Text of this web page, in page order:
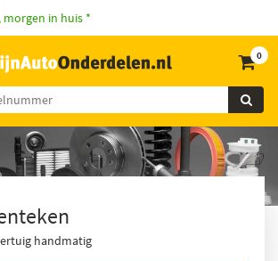
morgen in huis *
0
handmatig